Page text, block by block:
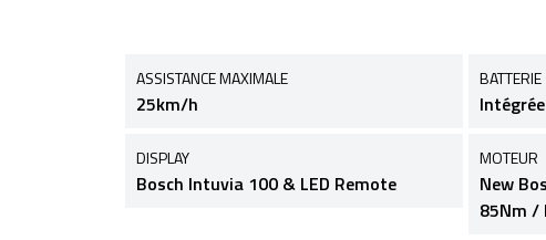
ASSISTANCE MAXIMALE
25km/h
BATTERIE
DISPLAY
Bosch Intuvia 100 & LED Remote
MOTEUR
New
85Nm /